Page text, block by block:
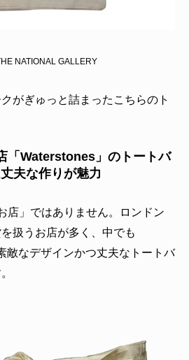
NATIONAL GALLERY
がぎゅっと詰まったこちらのト
「Waterstones」のトートバ
夫な作りが魅力
店」ではありません。ロンドン
扱うお店が多く、中でも
敵なデザインかつ丈夫なトートバ